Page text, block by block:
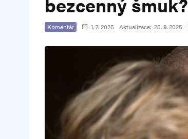
Komentář 1. 7. 2025 Aktualizace: 25. 9. 2025